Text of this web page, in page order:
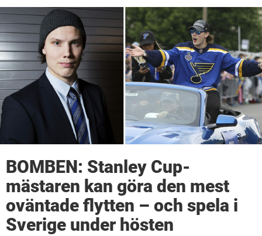
BOMBEN: Stanley Cup-
mästaren kan göra den mest
oväntade flytten – och spela i
Sverige under hösten